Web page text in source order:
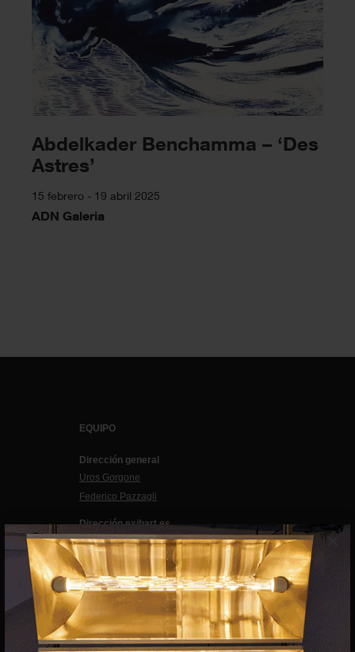
×
Abdelkader Benchamma – ‘Des
Astres’
15 febrero - 19 abril 2025
ADN Galeria
EQUIPO
Dirección general
Uros Gorgone
Federico Pazzagli
Dirección exibart.es
Carolina Ciuti
Administración
Evelyn Parretti
Marketing
Francesca Grismondi